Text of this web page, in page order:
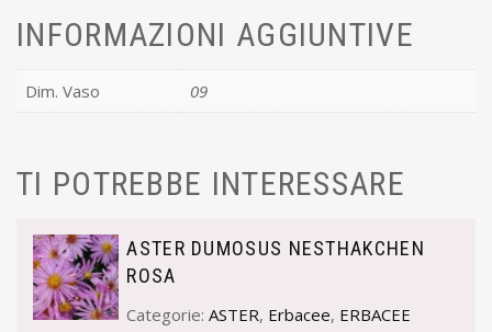
INFORMAZIONI AGGIUNTIVE
Dim. Vaso 09
TI POTREBBE INTERESSARE
ASTER DUMOSUS NESTHAKCHEN
ROSA
Categorie:ASTER, Erbacee, ERBACEE